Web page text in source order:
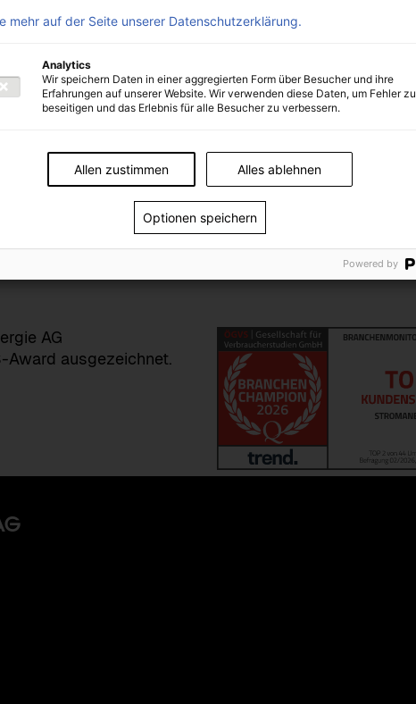
und Digital Solutions GmbH:
AG
Award ausgezeichnet.
mehr auf der Seite unserer Datenschutzerklärung.
Analytics
Wir speichern Daten in einer aggregierten Form über Besucher und ihre
Erfahrungen auf unserer Website. Wir verwenden diese Daten, um Fehler zu
beseitigen und das Erlebnis für alle Besucher zu verbessern.
Allen zustimmen Alles ablehnen
Optionen speichern
Powered by